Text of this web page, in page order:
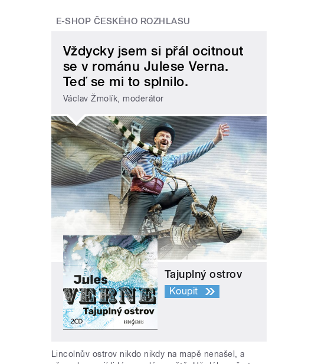
E-SHOP ČESKÉHO ROZHLASU
Vždycky jsem si přál ocitnout
se v románu Julese Verna.
Teď se mi to splnilo.
Václav Žmolík, moderátor
Tajuplný ostrov
Koupit
Lincolnův ostrov nikdo nikdy na mapě nenašel, a